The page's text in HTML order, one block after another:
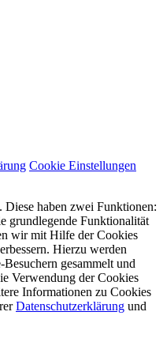
Cookie Einstellungen
Diese haben zwei Funktionen:
grundlegende Funktionalität
wir mit Hilfe der Cookies
Hierzu werden
gesammelt und
Verwendung der Cookies
Informationen zu Cookies
Datenschutzerklärung und